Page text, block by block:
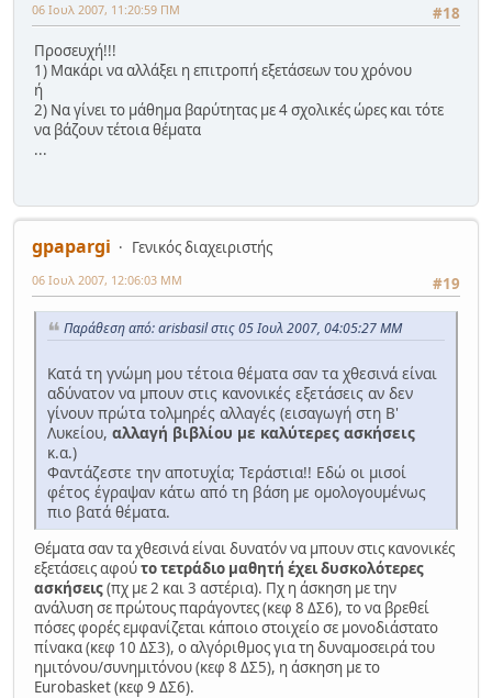
#18
06 Ιουλ 2007, 11:20:59 ΠΜ
Προσευχή!!!
1) Μακάρι να αλλάξει η επιτροπή εξετάσεων του χρόνου
ή
2) Να γίνει το μάθημα βαρύτητας με 4 σχολικές ώρες και τότε
να βάζουν τέτοια θέματα
...
gpapargi
Γενικός διαχειριστής
#19
06 Ιουλ 2007, 12:06:03 ΜΜ
Παράθεση από: arisbasil στις 05 Ιουλ 2007, 04:05:27 ΜΜ
Κατά τη γνώμη μου τέτοια θέματα σαν τα χθεσινά είναι
αδύνατον να μπουν στις κανονικές εξετάσεις αν δεν
γίνουν πρώτα τολμηρές αλλαγές (εισαγωγή στη Β'
Λυκείου, αλλαγή βιβλίου με καλύτερες ασκήσεις
κ.α.)
Φαντάζεστε την αποτυχία; Τεράστια!! Εδώ οι μισοί
φέτος έγραψαν κάτω από τη βάση με ομολογουμένως
πιο βατά θέματα.
Θέματα σαν τα χθεσινά είναι δυνατόν να μπουν στις κανονικές
εξετάσεις αφούτο τετράδιο μαθητή έχει δυσκολότερες
ασκήσεις(πχ με 2 και 3 αστέρια). Πχ η άσκηση με την
ανάλυση σε πρώτους παράγοντες (κεφ 8 ΔΣ6), το να βρεθεί
πόσες φορές εμφανίζεται κάποιο στοιχείο σε μονοδιάστατο
πίνακα (κεφ 10 ΔΣ3), ο αλγόριθμος για τη δυναμοσειρά του
ημιτόνου/συνημιτόνου (κεφ 8 ΔΣ5), η άσκηση με το
Eurobasket (κεφ 9 ΔΣ6).